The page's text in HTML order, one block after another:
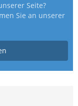
Seite?
Sie an unserer